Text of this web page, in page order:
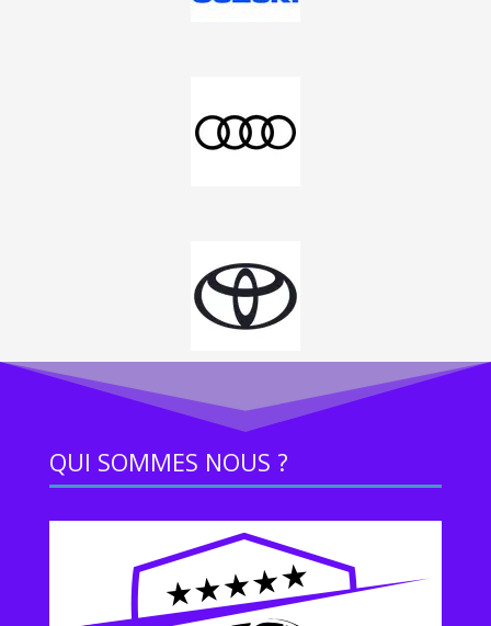
QUI SOMMES NOUS ?